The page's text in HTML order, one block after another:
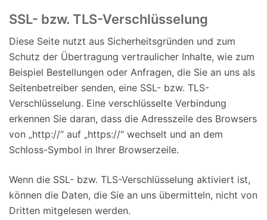
SSL- bzw. TLS-Verschlüsselung
Diese Seite nutzt aus Sicherheitsgründen und zum
Schutz der Übertragung vertraulicher Inhalte, wie zum
Beispiel Bestellungen oder Anfragen, die Sie an uns als
Seitenbetreiber senden, eine SSL- bzw. TLS-
Verschlüsselung. Eine verschlüsselte Verbindung
erkennen Sie daran, dass die Adresszeile des Browsers
von „http://“ auf „https://“ wechselt und an dem
Schloss-Symbol in Ihrer Browserzeile.
Wenn die SSL- bzw. TLS-Verschlüsselung aktiviert ist,
können die Daten, die Sie an uns übermitteln, nicht von
Dritten mitgelesen werden.